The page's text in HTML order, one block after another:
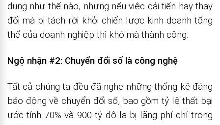
dụng như thế nào, nhưng nếu việc cải tiến hay thay
đổi mà bị tách rời khỏi chiến lược kinh doanh tổng
thể của doanh nghiệp thì khó mà thành công.
Ngộ nhận #2: Chuyển đổi số là công nghệ
Tất cả chúng ta đều đã nghe những thống kê đáng
báo động về chuyển đổi số, bao gồm tỷ lệ thất bại
ước tính 70% và 900 tỷ đô la bị lãng phí chỉ trong